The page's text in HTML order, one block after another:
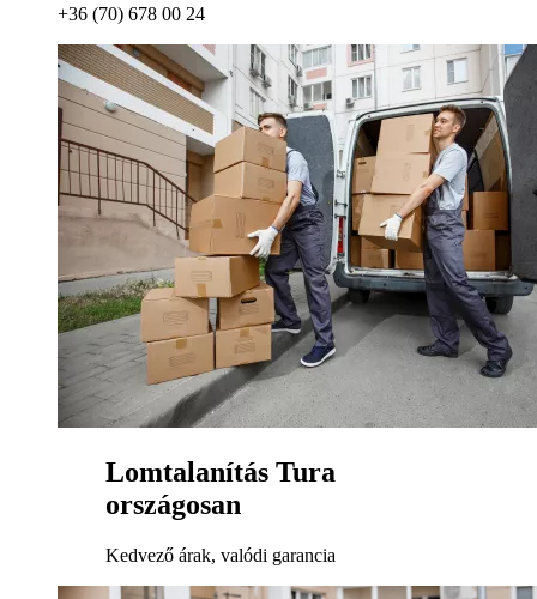
+36 (70) 678 00 24
Lomtalanítás Tura
országosan
Kedvező árak, valódi garancia